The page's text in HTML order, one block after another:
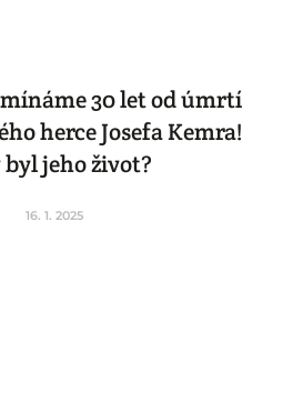
30 let od úmrtí
herce Josefa Kemra!
byl jeho život?
16. 1. 2025